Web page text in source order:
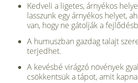
Kedveli a ligetes, árnyé­kos
lasszunk egy árnyékos he­lyet,
van, hogy ne gátolják a
A humuszban gazdag talajt
ter­jedhet.
A kevésbé virágzó növények
csök­kentsük a tápot, amit